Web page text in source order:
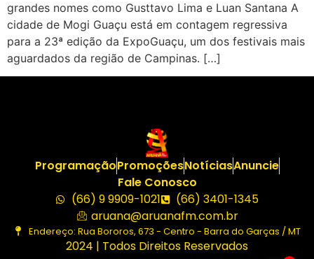
grandes nomes como Gusttavo Lima e Luan Santana A
cidade de Mogi Guaçu está em contagem regressiva
para a 23ª edição da ExpoGuaçu, um dos festivais mais
aguardados da região de Campinas. […]
ProgramaçãoPromoçõesNotíciasAnuncie
Fale Conosco
(66) 9 9909-1021
(66) 3401-1345
aruana@aruanafm.com.br
Endereço: Rua Bororos, 673 - Centro - Barra do Garças / MT
2024 | Todos Direitos Reservados